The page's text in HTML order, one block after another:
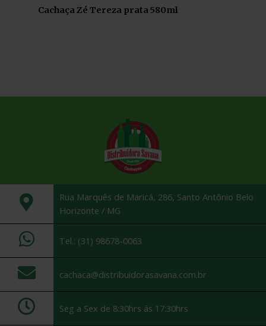
Cachaça Zé Tereza prata 580ml
Rua Marquês de Maricá, 286, Santo Antônio Belo
Horizonte / MG
Tel.: (31) 98678-0063
cachaca@distribuidorasavana.com.br
Seg a Sex de 8:30hrs ás 17:30hrs